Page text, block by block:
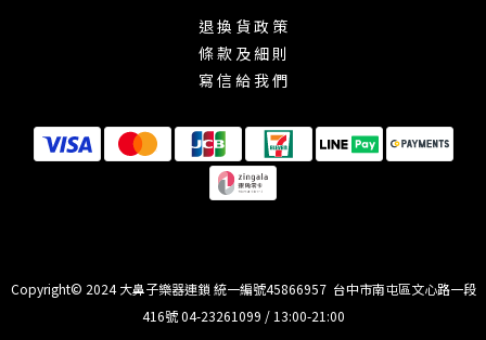
退 換 貨 政 策
條 款 及 細 則
寫 信 給 我 們
Copyright© 2024 大鼻子樂器連鎖 統一編號45866957 台中市南屯區文心路一段
416號 04-23261099 / 13:00-21:00